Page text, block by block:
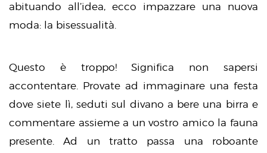
abituando all’idea, ecco impazzare una nuova
moda: la bisessualità.
Questo è troppo! Significa non sapersi
accontentare. Provate ad immaginare una festa
dove siete lì, seduti sul divano a bere una birra e
commentare assieme a un vostro amico la fauna
presente. Ad un tratto passa una roboante